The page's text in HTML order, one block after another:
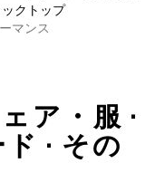
クトップ
マンス
ア・服 •
• その